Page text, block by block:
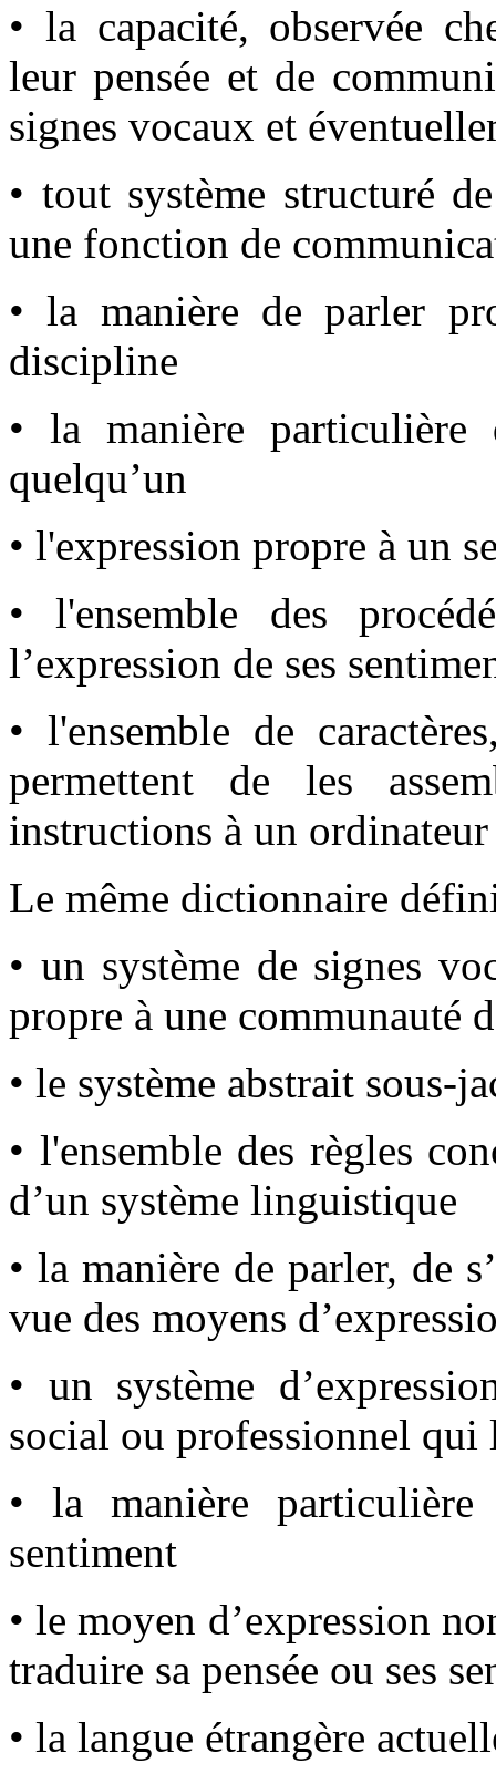
• la capacité, observée
leur pensée et de
signes vocaux et
• tout système structuré
une fonction de
• la manière de parler
discipline
• la manière particulière
quelqu’un
• l'expression propre à un
• l'ensemble des
l’expression de ses
• l'ensemble de
permettent de les
instructions à un ordinateur
Le même dictionnaire
• un système de signes
propre à une communauté
• le système abstrait sous-
• l'ensemble des règles
d’un système linguistique
• la manière de parler, de
vue des moyens
• un système
social ou professionnel qui
• la manière
sentiment
• le moyen d’expression
traduire sa pensée ou ses
• la langue étrangère